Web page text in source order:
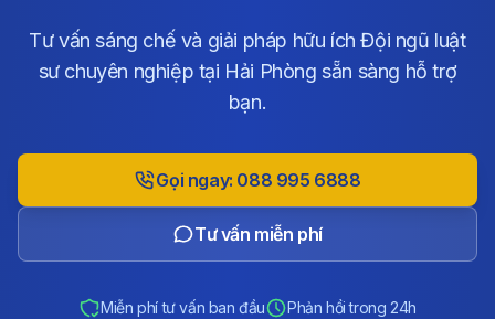
Tư vấn sáng chế và giải pháp hữu ích Đội ngũ luật
sư chuyên nghiệp tại Hải Phòng sẵn sàng hỗ trợ
bạn.
Gọi ngay: 088 995 6888
Tư vấn miễn phí
Miễn phí tư vấn ban đầu
Phản hồi trong 24h